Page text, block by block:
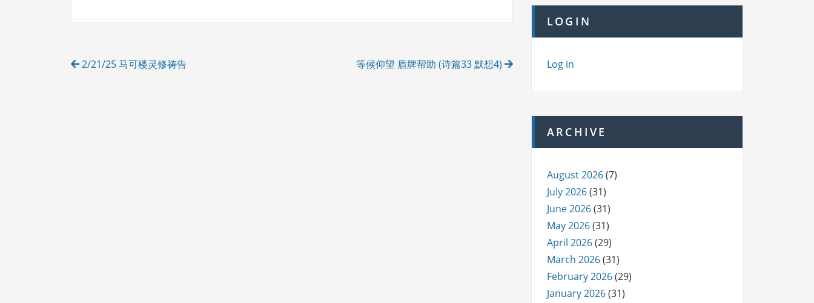
E
Post
2/21/25 马可楼灵修祷告 等候仰望 盾牌帮助 (诗篇33 默想4)
LOGIN
Log in
ARCHIVE
August 2026(7)
July 2026(31)
June 2026(31)
May 2026(31)
April 2026(29)
March 2026(31)
February 2026(29)
January 2026(31)